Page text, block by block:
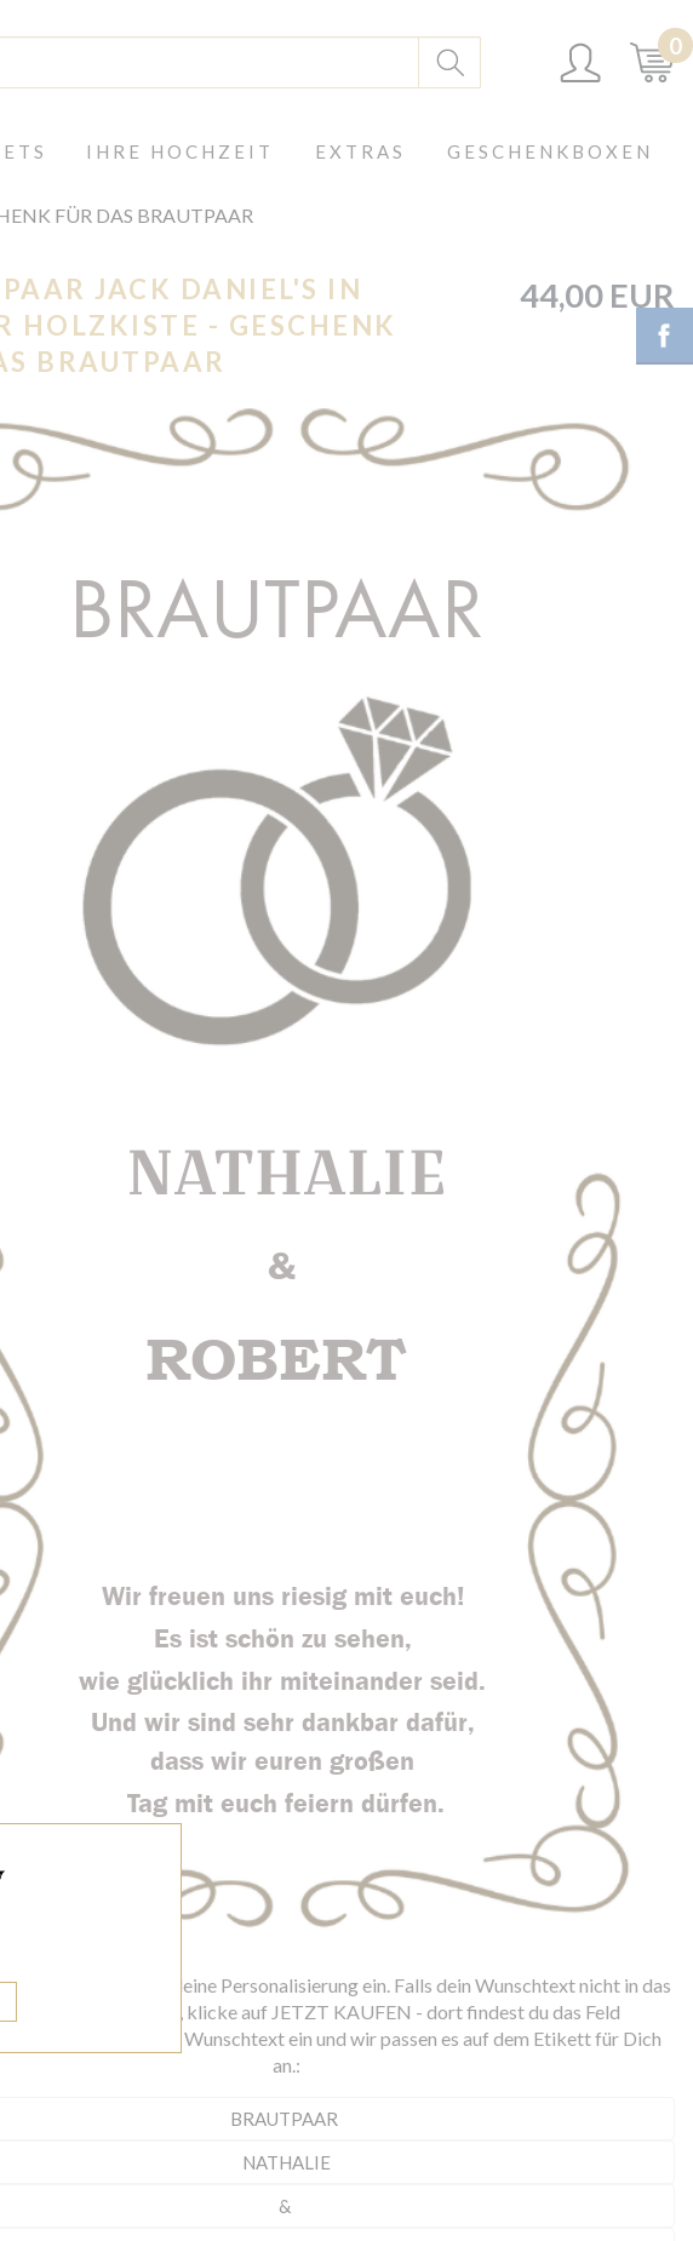
0
IHRE HOCHZEIT EXTRAS GESCHENKBOXEN
FÜR DAS BRAUTPAAR
JACK DANIEL'S IN
HOLZKISTE - GESCHENK
BRAUTPAAR
44,00 EUR
Wunschtext für deine Personalisierung ein. Falls dein Wunschtext nicht in das
passt, klicke auf JETZT KAUFEN - dort findest du das Feld
Füge hier deinen Wunschtext ein und wir passen es auf dem Etikett für Dich
an.: